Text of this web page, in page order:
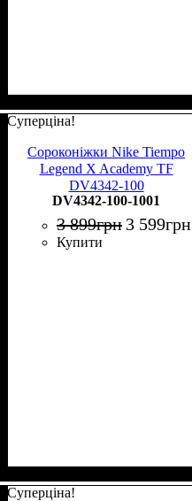
Суперціна!
Сороконіжки Nike Tiempo
Legend X Academy TF
DV4342-100
DV4342-100-1001
3 899грн 3 599грн
Купити
Суперціна!